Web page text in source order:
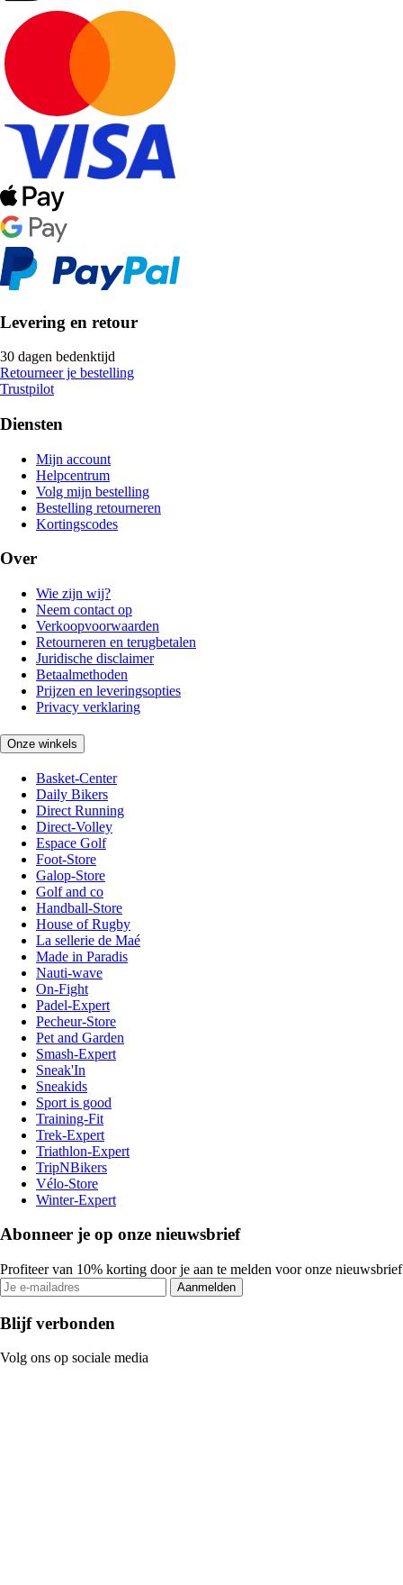
Levering en retour
30 dagen bedenktijd
Retourneer je bestelling
Trustpilot
Diensten
Mijn account
Helpcentrum
Volg mijn bestelling
Bestelling retourneren
Kortingscodes
Over
Wie zijn wij?
Neem contact op
Verkoopvoorwaarden
Retourneren en terugbetalen
Juridische disclaimer
Betaalmethoden
Prijzen en leveringsopties
Privacy verklaring
Onze winkels
Basket-Center
Daily Bikers
Direct Running
Direct-Volley
Espace Golf
Foot-Store
Galop-Store
Golf and co
Handball-Store
House of Rugby
La sellerie de Maé
Made in Paradis
Nauti-wave
On-Fight
Padel-Expert
Pecheur-Store
Pet and Garden
Smash-Expert
Sneak'In
Sneakids
Sport is good
Training-Fit
Trek-Expert
Triathlon-Expert
TripNBikers
Vélo-Store
Winter-Expert
Abonneer je op onze nieuwsbrief
Profiteer van 10% korting door je aan te melden voor onze nieuwsbrief
Aanmelden
Blijf verbonden
Volg ons op sociale media